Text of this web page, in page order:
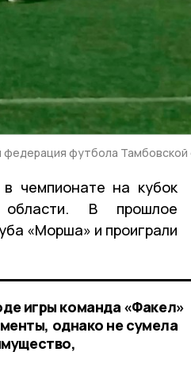
футбола Тамбовской
чемпионате на кубок
области. В прошлое
«Морша» и проиграли
игры команда «Факел»
однако не сумела